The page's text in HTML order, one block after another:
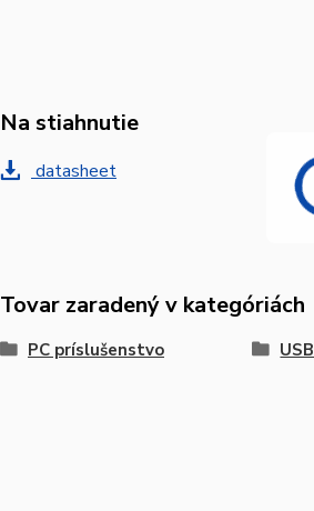
Na stiahnutie
datasheet
Tovar zaradený v kategóriách
PC príslušenstvo